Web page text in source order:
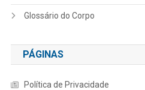
Glossário do Corpo
PÁGINAS
Política de Privacidade